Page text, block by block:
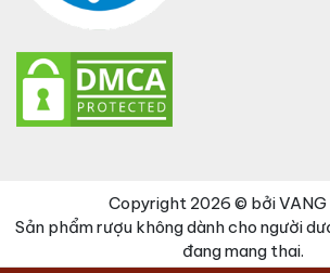
Copyright 2026 © bởi VANG
Sản phẩm rượu không dành cho người
đang mang thai.